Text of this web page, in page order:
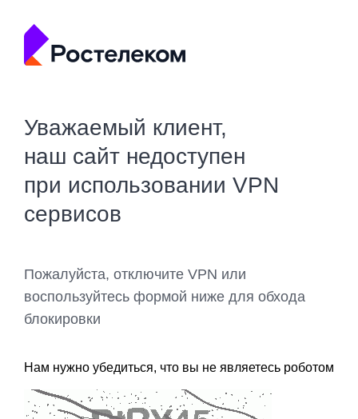
Уважаемый клиент,
наш сайт недоступен
при использовании VPN
сервисов
Пожалуйста, отключите VPN или
воспользуйтесь формой ниже для обхода
блокировки
Нам нужно убедиться, что вы не являетесь роботом